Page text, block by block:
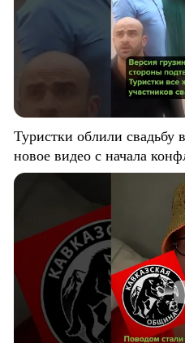
Туристки облили свадьбу
новое видео с начала